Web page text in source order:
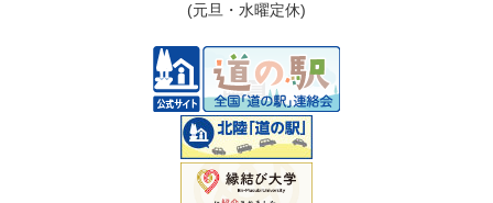
(元旦・水曜定休)